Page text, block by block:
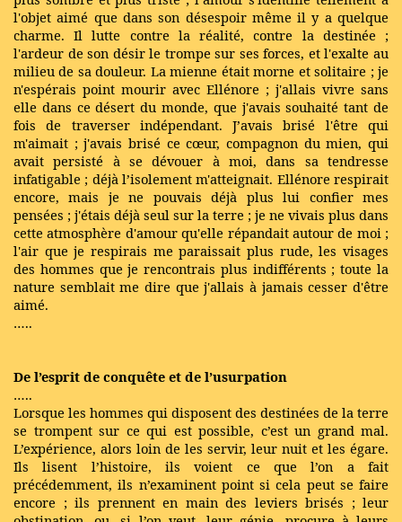
l'objet aimé que dans son désespoir même il y a quelque
charme. Il lutte contre la réalité, contre la destinée ;
l'ardeur de son désir le trompe sur ses forces, et l'exalte au
milieu de sa douleur. La mienne était morne et solitaire ; je
n'espérais point mourir avec Ellénore ; j'allais vivre sans
elle dans ce désert du monde, que j'avais souhaité tant de
fois de traverser indépendant. J’avais brisé l'être qui
m'aimait ; j'avais brisé ce cœur, compagnon du mien, qui
avait persisté à se dévouer à moi, dans sa tendresse
infatigable ; déjà l’isolement m'atteignait. Ellénore respirait
encore, mais je ne pouvais déjà plus lui confier mes
pensées ; j'étais déjà seul sur la terre ; je ne vivais plus dans
cette atmosphère d'amour qu'elle répandait autour de moi ;
l'air que je respirais me paraissait plus rude, les visages
des hommes que je rencontrais plus indifférents ; toute la
nature semblait me dire que j'allais à jamais cesser d'être
aimé.
…..
De l’esprit de conquête et de l’usurpation
…..
Lorsque les hommes qui disposent des destinées de la terre
se trompent sur ce qui est possible, c’est un grand mal.
L’expérience, alors loin de les servir, leur nuit et les égare.
Ils lisent l’histoire, ils voient ce que l’on a fait
précédemment, ils n’examinent point si cela peut se faire
encore ; ils prennent en main des leviers brisés ; leur